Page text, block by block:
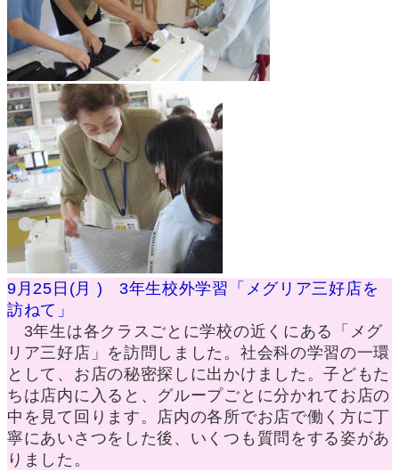
9月25日(月 ) 3年生校外学習「メグリア三好店を
訪ねて」
3年生は各クラスごとに学校の近くにある「メグ
リア三好店」を訪問しました。社会科の学習の一環
として、お店の秘密探しに出かけました。子どもた
ちは店内に入ると、グループごとに分かれてお店の
中を見て回ります。店内の各所でお店で働く方に丁
寧にあいさつをした後、いくつも質問をする姿があ
りました。